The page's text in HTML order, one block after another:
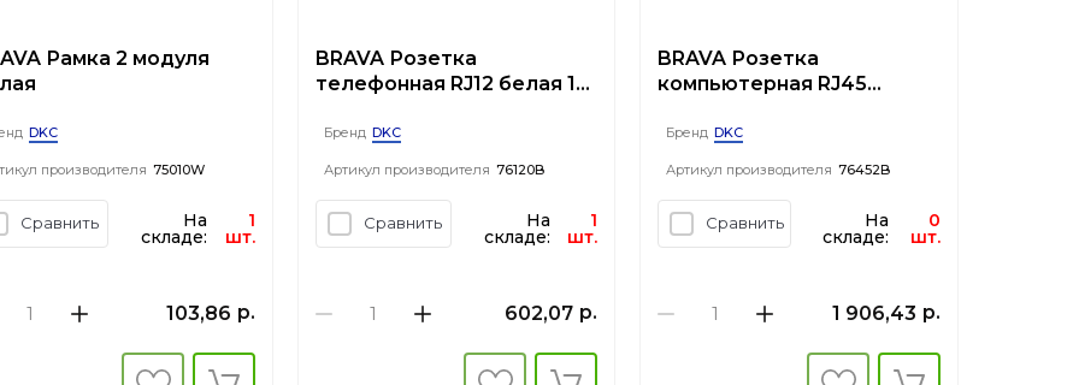
Рамка 2 модуля
DKC
производителя 75010W
Сравнить На
складе:
1
шт.
103,86 р.
BRAVA Розетка
телефонная RJ12 белая 1
Бренд DKC
Артикул производителя 76120B
Сравнить На
складе:
1
шт.
602,07 р.
BRAVA Розетка
компьютерная RJ45
белая
Бренд DKC
Артикул производителя 76452B
Сравнить На
складе:
0
шт.
1 906,43 р.